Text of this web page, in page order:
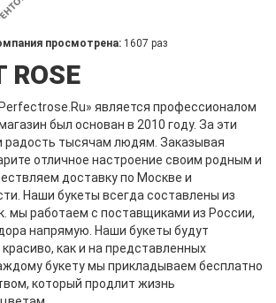
просмотрена: 1607 раз
ROSE
является профессионалом
был основан в 2010 году. За эти
радость тысячам людям. Заказывая
отличное настроение своим родным и
доставку по Москве и
Наши букеты всегда составлены из
мы работаем с поставщиками из России,
напрямую. Наши букеты будут
как и на представленных
букету мы прикладываем бесплатно
который продлит жизнь